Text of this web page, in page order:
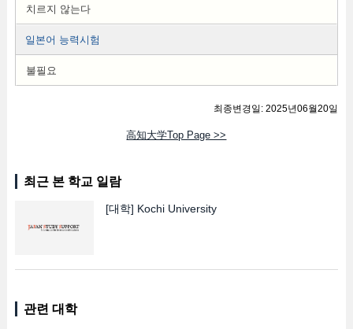
치르지 않는다
일본어 능력시험
불필요
최종변경일: 2025년06월20일
高知大学Top Page >>
최근 본 학교 일람
[대학] Kochi University
관련 대학